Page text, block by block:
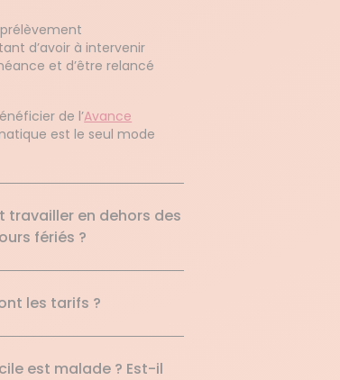
d’avoir à intervenir
et d’être relancé
de l’Avance
est le seul mode
travailler en dehors des
fériés ?
les tarifs ?
est malade ? Est-il